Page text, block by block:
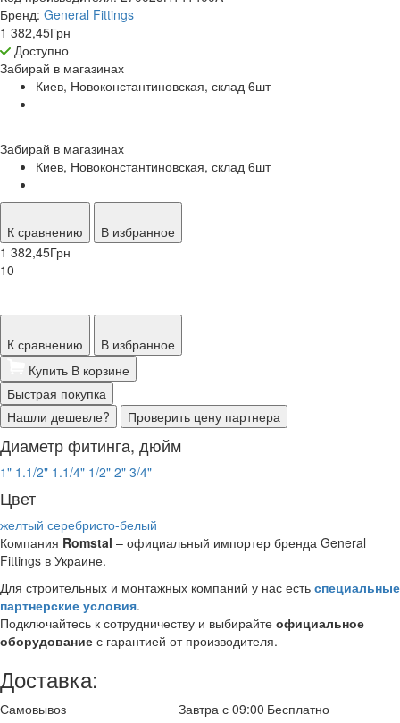
Бренд: General Fittings
1 382,45Грн
Доступно
Забирай в магазинах
Киев, Новоконстантиновская, склад 6шт
Забирай в магазинах
Киев, Новоконстантиновская, склад 6шт
К сравнению
В избранное
1 382,45Грн
10
К сравнению
В избранное
Купить В корзине
Быстрая покупка
Нашли дешевле?
Проверить цену партнера
Диаметр фитинга, дюйм
1" 1.1/2" 1.1/4" 1/2" 2" 3/4"
Цвет
желтый серебристо-белый
Компания Romstal – официальный импортер бренда General
Fittings в Украине.
Для строительных и монтажных компаний у нас есть специальные
партнерские условия.
Подключайтесь к сотрудничеству и выбирайте официальное
оборудование с гарантией от производителя.
Доставка:
Самовывоз Завтра с 09:00 Бесплатно